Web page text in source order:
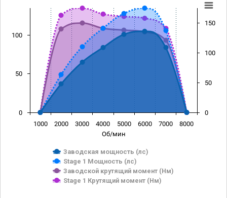
Об/мин
Заводская мощность (лс)
Stage 1 Мощность (лс)
Заводской крутящий момент (Нм)
Stage 1 Крутящий момент (Нм)
1000 2000 3000 4000 5000 6000 7000 8000
0
50
100
0
50
100
150